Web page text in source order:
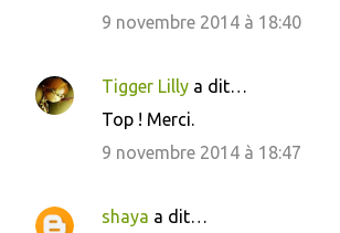
9 novembre 2014 à 18:40
Tigger Lilly a dit…
Top ! Merci.
9 novembre 2014 à 18:47
shaya a dit…